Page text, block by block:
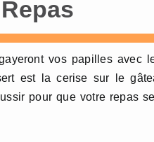
vos papilles avec
est la cerise sur le
pour que votre repas